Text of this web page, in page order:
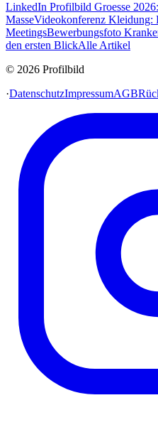
LinkedIn Profilbild Groesse
MasseVideokonferenz Kleidung:
MeetingsBewerbungsfoto
den ersten BlickAlle Artikel
© 2026 Profilbild
·DatenschutzImpressumAGB